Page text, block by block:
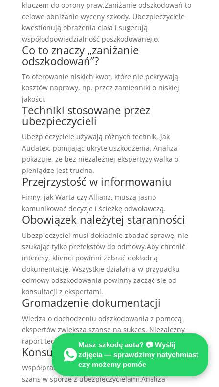
kluczem do obrony praw.Zaniżanie odszkodowań to
celowe obniżanie wyceny szkody. Ubezpieczyciele
kwestionują obrażenia ciała i sugerują
współodpowiedzialność poszkodowanego.
Co to znaczy „zaniżanie
odszkodowań”?
To oferowanie niskich kwot, które nie pokrywają
kosztów naprawy, np. przez zamienniki o niskiej
jakości.
Techniki stosowane przez
ubezpieczycieli
Ubezpieczyciele używają różnych technik, jak
Audatex, pomijając ukryte uszkodzenia. Analiza
pokazuje, że bez niezależnej ekspertyzy walka o
pieniądze jest trudna.
Przejrzystość w informowaniu
Firmy, jak Warta czy Allianz, muszą jasno
komunikować decyzje i ścieżkę odwoławczą.
Obowiązek należytej staranności
Ubezpieczyciel musi dokładnie zbadać sprawę, nie
szukając tylko pretekstów do odmowy.Aby chronić
interesy, klienci powinni zebrać dokładną
dokumentację. Wszystkie działania w przypadku
odmowy odszkodowania powinny zacząć się od
konsultacji z ekspertami.
Gromadzenie dokumentacji
Wiedza o dochodzeniu odszkodowania z pomocą
ekspertów zwiększa szanse na sukces. Niezależny
raport techniczny jest kluczowy w sporze.
Konsultacja z prawnikiem
Współpraca z kancelarią pozwala na równoważenie
szans w sporze z ubezpieczycielami.Analiza
Masz szkodę auta? 📷 Wyślij
zdjęcia — sprawdzimy natychmiast
czy możemy pomóc